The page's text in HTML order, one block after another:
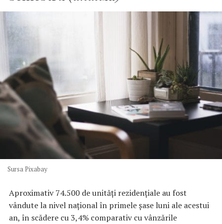
Sursa Pixabay
Aproximativ 74.500 de unităţi rezidenţiale au fost
vândute la nivel naţional în primele şase luni ale acestui
an, în scădere cu 3,4% comparativ cu vânzările